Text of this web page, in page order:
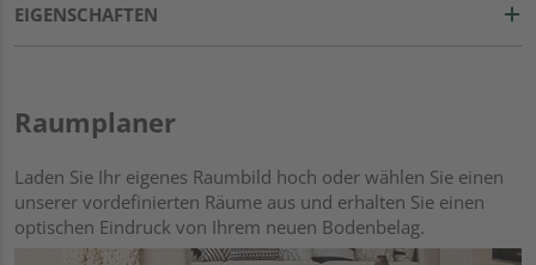
EIGENSCHAFTEN
Raumplaner
Laden Sie Ihr eigenes Raumbild hoch oder wählen Sie einen
unserer vordefinierten Räume aus und erhalten Sie einen
optischen Eindruck von Ihrem neuen Bodenbelag.